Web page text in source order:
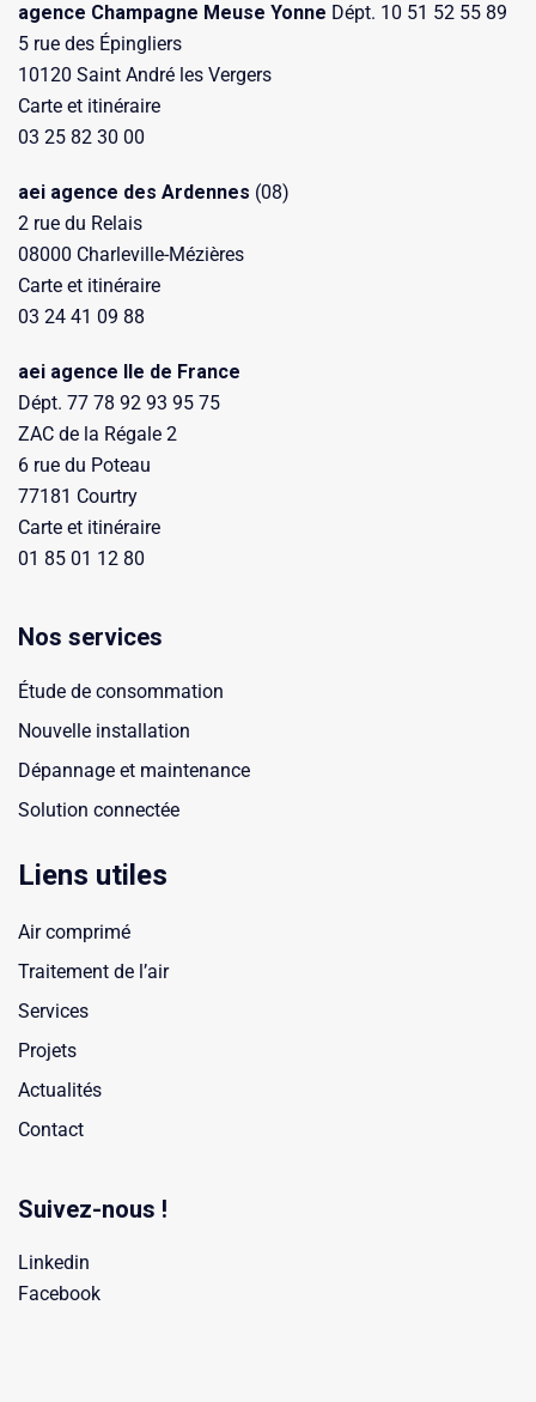
agence Champagne Meuse Yonne Dépt. 10 51 52 55 89
5 rue des Épingliers
10120 Saint André les Vergers
Carte et itinéraire
03 25 82 30 00
aei agence des Ardennes (08)
2 rue du Relais
08000 Charleville-Mézières
Carte et itinéraire
03 24 41 09 88
aei agence Ile de France
Dépt. 77 78 92 93 95 75
ZAC de la Régale 2
6 rue du Poteau
77181 Courtry
Carte et itinéraire
01 85 01 12 80
Nos services
Étude de consommation
Nouvelle installation
Dépannage et maintenance
Solution connectée
Liens utiles
Air comprimé
Traitement de l’air
Services
Projets
Actualités
Contact
Suivez-nous !
Linkedin
Facebook